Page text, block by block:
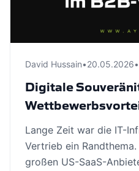
David Hussain•20.05.2026•
Digitale
Lange Zeit war die IT-
Vertrieb ein
großen US-SaaS-